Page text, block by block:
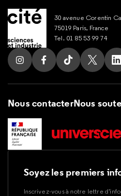
30 avenue Corentin
75019 Paris, France
Tel. 01 85 53 99 74
Suivez nous sur Instagram
Suivez nous sur
Suivez nous
Suivez
Nous contacterNous
Soyez les premiers
Inscrivez-vous à notre lettre